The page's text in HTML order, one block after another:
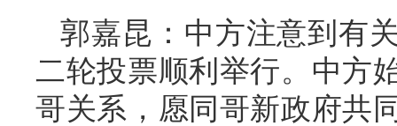
郭嘉昆：中方注意到有
二轮投票顺利举行。中方
哥关系，愿同哥新政府共